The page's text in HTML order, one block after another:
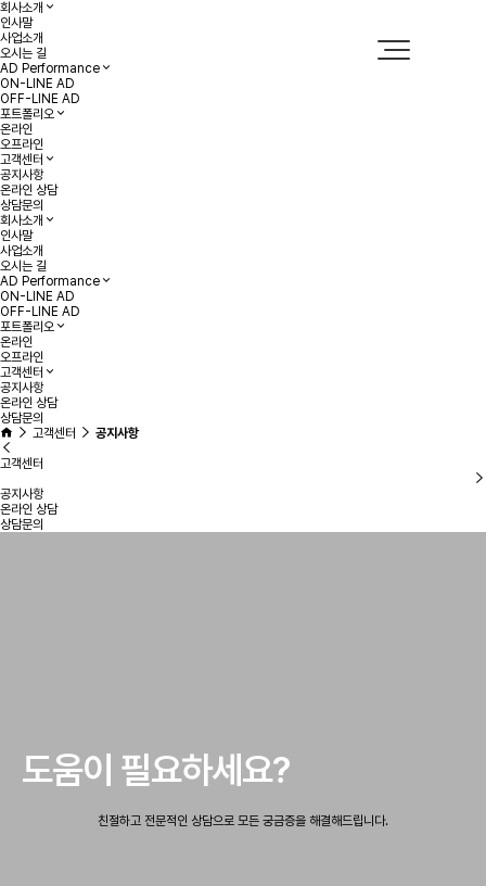
회사소개
인사말
사업소개
오시는 길
AD Performance
ON-LINE AD
OFF-LINE AD
포트폴리오
온라인
오프라인
고객센터
공지사항
온라인 상담
상담문의
회사소개
인사말
사업소개
오시는 길
AD Performance
ON-LINE AD
OFF-LINE AD
포트폴리오
온라인
오프라인
고객센터
공지사항
온라인 상담
상담문의
고객센터
공지사항
고객센터
공지사항
온라인 상담
상담문의
도움이 필요하세요?
친절하고 전문적인 상담으로 모든 궁금증을 해결해드립니다.